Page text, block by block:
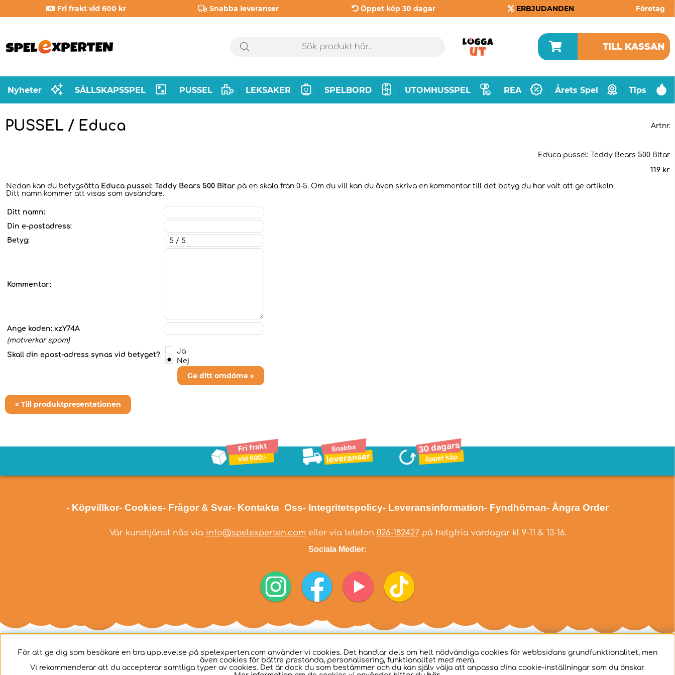
Fri frakt vid 600 kr Snabba leveranser Öppet köp 30 dagar ERBJUDANDEN Företag
TILL KASSAN
Nyheter SÄLLSKAPSSPEL PUSSEL LEKSAKER SPELBORD UTOMHUSSPEL REA Årets Spel Tips
PUSSEL / Educa Artnr.
Educa pussel: Teddy Bears 500 Bitar
119 kr
Nedan kan du betygsätta Educa pussel: Teddy Bears 500 Bitar på en skala från 0-5. Om du vill kan du även skriva en kommentar till det betyg du har valt att ge artikeln.
Ditt namn kommer att visas som avsändare.
Ditt namn:
Din e-postadress:
Betyg:
Kommentar:
Ange koden: xzY74A
(motverkar spam)
Skall din epost-adress synas vid betyget?
Ja
Nej
Ge ditt omdöme »
« Till produktpresentationen
- Köpvillkor- Cookies- Frågor & Svar- Kontakta Oss- Integritetspolicy- Leveransinformation- Fyndhörnan- Ångra Order
Vår kundtjänst nås via info@spelexperten.com eller via telefon 026-182427på helgfria vardagar kl 9-11 & 13-16.
Sociala Medier:
För att ge dig som besökare en bra upplevelse på spelexperten.com använder vi cookies. Det handlar dels om helt nödvändiga cookies för webbsidans grundfunktionalitet, men
även cookies för bättre prestanda, personalisering, funktionalitet med mera.
Vi rekommenderar att du accepterar samtliga typer av cookies. Det är dock du som bestämmer och du kan själv välja att anpassa dina cookie-inställningar som du önskar.